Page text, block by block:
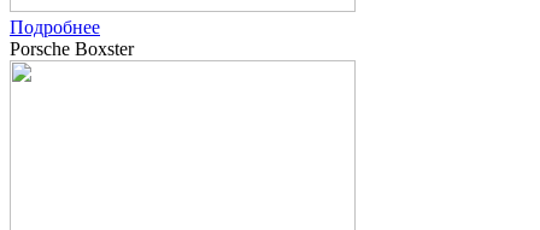
Подробнее
Porsche Boxster